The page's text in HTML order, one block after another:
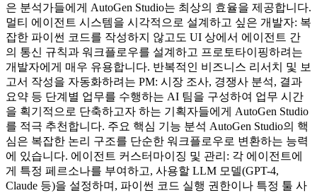
은 분석가들에게 AutoGen Studio는 최상의 효율을 제공합니다.
멀티 에이전트 시스템을 시각적으로 설계하고 싶은 개발자: 복
잡한 파이썬 코드를 작성하지 않고도 UI 상에서 에이전트 간
의 통신 규칙과 워크플로우를 설계하고 프로토타이핑하려는
개발자에게 매우 유용합니다. 반복적인 비즈니스 리서치 및 보
고서 작성을 자동화하려는 PM: 시장 조사, 경쟁사 분석, 결과
요약 등 단계별 업무를 수행하는 AI 팀을 구성하여 업무 시간
을 획기적으로 단축하고자 하는 기획자들에게 AutoGen Studio
를 적극 추천합니다. 주요 핵심 기능 분석 AutoGen Studio의 핵
심은 복잡한 논리 구조를 단순한 워크플로우로 변환하는 능력
에 있습니다. 에이전트 커스터마이징 및 관리: 각 에이전트에
게 특정 페르소나를 부여하고, 사용할 LLM 모델(GPT-4,
Claude 등)을 설정하며, 파이썬 코드 실행 권한이나 특정 툴 사